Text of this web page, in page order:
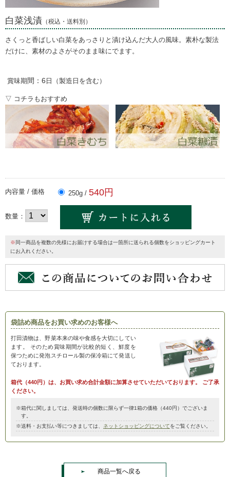
白菜浅漬 （税込・送料別）
さくっと香ばしい白菜をあっさりと漬け込んだ大人の風味。素朴な製法
だけに、素材のよさがそのまま味にでます。
賞味期間：6 日（製造日を含む）
▽ コチラもおすすめ
内容量 / 価格 250g / 540円
数量：
※ 同一商品を複数の先様にお届けする場合は一箇所に送られる個数をショッピングカート
にお入れください。
袋詰め商品をお買い求めのお客様へ
打田漬物は、野菜本来の味や食感を大切にしてい
ます。
そのため賞味期間が比較的短く、鮮度を
保つために発泡スチロール製の保冷箱にて発送し
ております。
箱代（440円）は、お買い求め合計金額に加算させていただいております。
ご了承
ください。
※箱代に関しましては、発送時の個数に限らず一律1箱の価格（440円）でございま
す。
※送料・お支払い等につきましては、 ネットショッピングについてをご覧ください。
商品一覧へ戻る